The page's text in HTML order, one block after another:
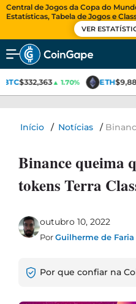
Central de Jogos da Copa do
Estatísticas, Tabela de Jogos e
VER
BTC$332,363▲ 1.70% ETH
Início / Notícias /
Binance queima
tokens Terra
outubro 10, 2022
PorGuilherme de Faria
Por que confiar na